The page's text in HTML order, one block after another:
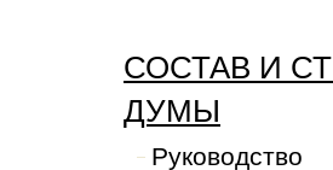
СОСТАВ И
ДУМЫ
Руководство